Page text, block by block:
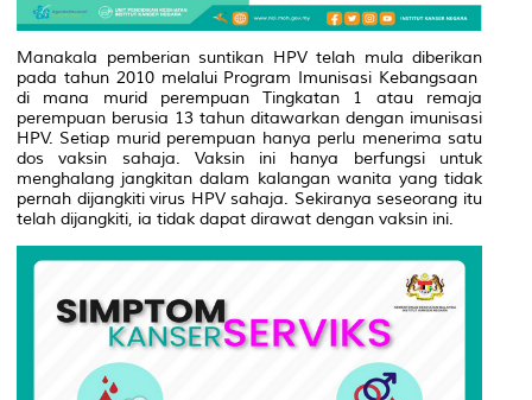
Manakala pemberian suntikan HPV telah mula diberikan
pada tahun 2010 melalui Program Imunisasi Kebangsaan
di mana murid perempuan Tingkatan 1 atau remaja
perempuan berusia 13 tahun ditawarkan dengan imunisasi
HPV. Setiap murid perempuan hanya perlu menerima satu
dos vaksin sahaja. Vaksin ini hanya berfungsi untuk
menghalang jangkitan dalam kalangan wanita yang tidak
pernah dijangkiti virus HPV sahaja. Sekiranya seseorang itu
telah dijangkiti, ia tidak dapat dirawat dengan vaksin ini.